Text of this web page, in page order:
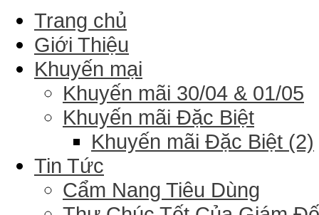
Trang chủ
Giới Thiệu
Khuyến mại
Khuyến mãi 30/04 & 01/05
Khuyến mãi Đặc Biệt
Khuyến mãi Đặc Biệt (2)
Tin Tức
Cẩm Nang Tiêu Dùng